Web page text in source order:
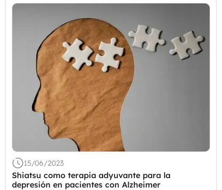
15/06/2023
Shiatsu como terapia adyuvante para la
depresión en pacientes con Alzheimer